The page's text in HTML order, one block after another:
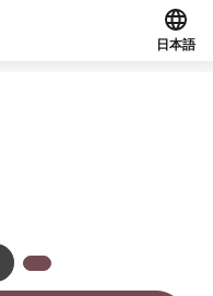
日本語